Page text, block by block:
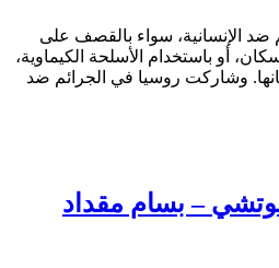
ضد الإنسانية، سواء بالقصف على
أو باستخدام الأسلحة الكيماوية،
وشاركت روسيا في الجرائم ضد
– بسام مقداد